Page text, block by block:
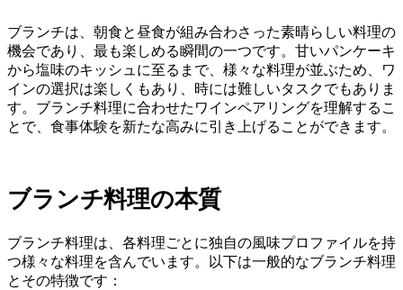
ブランチは、朝食と昼食が組み合わさった素晴らしい料理の
機会であり、最も楽しめる瞬間の一つです。甘いパンケーキ
から塩味のキッシュに至るまで、様々な料理が並ぶため、ワ
インの選択は楽しくもあり、時には難しいタスクでもありま
す。ブランチ料理に合わせたワインペアリングを理解するこ
とで、食事体験を新たな高みに引き上げることができます。
ブランチ料理の本質
ブランチ料理は、各料理ごとに独自の風味プロファイルを持
つ様々な料理を含んでいます。以下は一般的なブランチ料理
とその特徴です：